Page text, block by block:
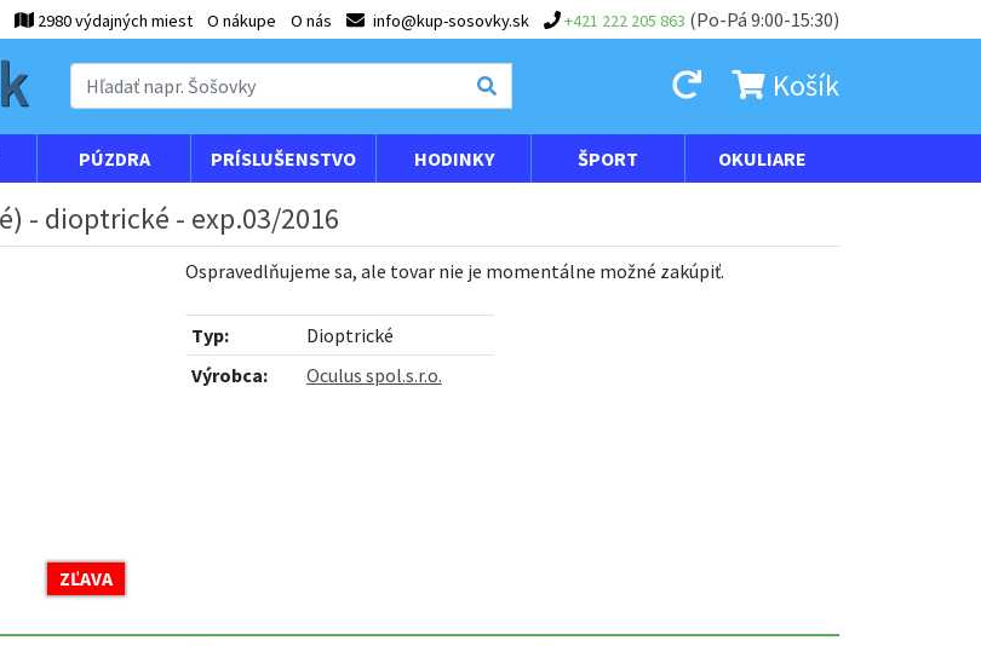
2980 výdajných miest O nákupe O nás info@kup-sosovky.sk +421 222 205 863 (Po-Pá 9:00-15:30)
Košík
PÚZDRA PRÍSLUŠENSTVO HODINKY ŠPORT OKULIARE
- dioptrické - exp.03/2016
ZĽAVA
Ospravedlňujeme sa, ale tovar nie je momentálne možné zakúpiť.
Typ:
Dioptrické
Výrobca:
Oculus spol.s.r.o.